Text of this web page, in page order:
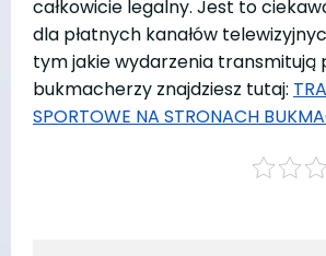
całkowicie legalny. Jest to
dla płatnych kanałów
tym jakie wydarzenia transmitują
bukmacherzy znajdziesz tutaj:
SPORTOWE NA STRONACH